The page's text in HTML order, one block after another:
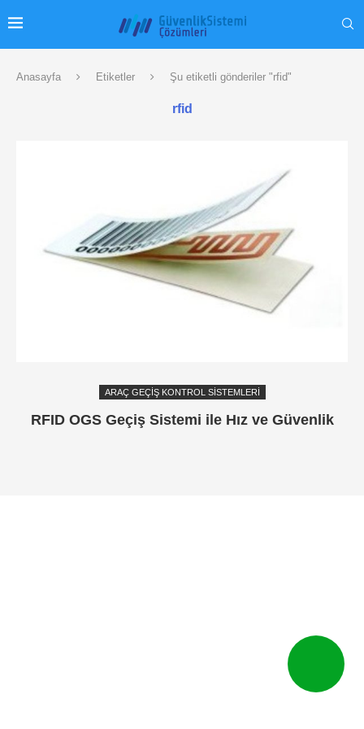
Anasayfa Etiketler Şu etiketli gönderiler "rfid"
rfid
ARAÇ GEÇIŞ KONTROL SISTEMLERI
RFID OGS Geçiş Sistemi ile Hız ve Güvenlik